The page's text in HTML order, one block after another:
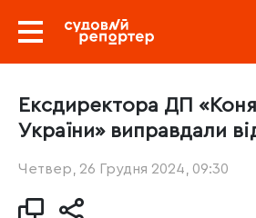
Ексдиректора ДП
України» виправдали
Четвер, 26 Грудня 2024, 09:30